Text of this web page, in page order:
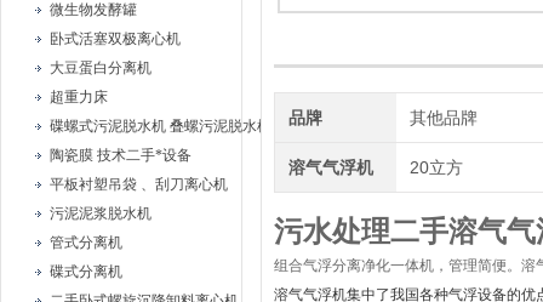
微生物发酵罐
卧式活塞双极离心机
大豆蛋白分离机
超重力床
碟螺式污泥脱水机 叠螺污泥脱水机
陶瓷膜 技术二手*设备
平板衬塑吊袋 、刮刀离心机
污泥泥浆脱水机
管式分离机
碟式分离机
品牌 其他品牌
溶气气浮机 20立方
污水处理二手溶气气
组合气浮分离净化一体机，管理简便。
溶气气浮机集中了我国各种气浮设备的